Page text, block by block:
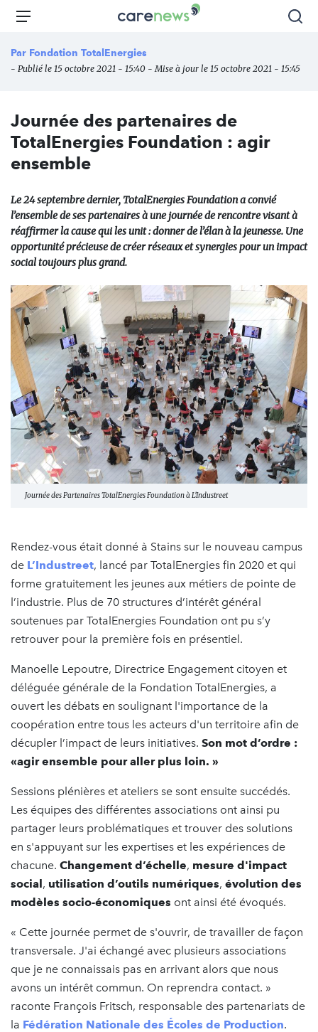
Aller
principal
Carenews,
média
des
l'engagement
Menu
Par Fondation TotalEnergies
- Publié le 15 octobre 2021 - 15:40 - Mise à jour le 15 octobre 2021 - 15:45
Journée des partenaires de
TotalEnergies Foundation : agir
ensemble
Le 24 septembre dernier, TotalEnergies Foundation a convié
l’ensemble de ses partenaires à une journée de rencontre visant à
réaffirmer la cause qui les unit : donner de l’élan à la jeunesse. Une
opportunité précieuse de créer réseaux et synergies pour un impact
social toujours plus grand.
Journée des Partenaires TotalEnergies Foundation à L'Industreet
Rendez-vous était donné à Stains sur le nouveau campus
de L’Industreet, lancé par TotalEnergies fin 2020 et qui
forme gratuitement les jeunes aux métiers de pointe de
l’industrie. Plus de 70 structures d’intérêt général
soutenues par TotalEnergies Foundation ont pu s’y
retrouver pour la première fois en présentiel.
Manoelle Lepoutre, Directrice Engagement citoyen et
déléguée générale de la Fondation TotalEnergies, a
ouvert les débats en soulignant l'importance de la
coopération entre tous les acteurs d'un territoire afin de
décupler l’impact de leurs initiatives. Son mot d’ordre :
«agir ensemble pour aller plus loin. »
Sessions plénières et ateliers se sont ensuite succédés.
Les équipes des différentes associations ont ainsi pu
partager leurs problématiques et trouver des solutions
en s'appuyant sur les expertises et les expériences de
chacune. Changement d’échelle, mesure d'impact
social, utilisation d’outils numériques, évolution des
modèles socio-économiques ont ainsi été évoqués.
« Cette journée permet de s'ouvrir, de travailler de façon
transversale. J'ai échangé avec plusieurs associations
que je ne connaissais pas en arrivant alors que nous
avons un intérêt commun. On reprendra contact. »
raconte François Fritsch, responsable des partenariats de
la Fédération Nationale des Écoles de Production.